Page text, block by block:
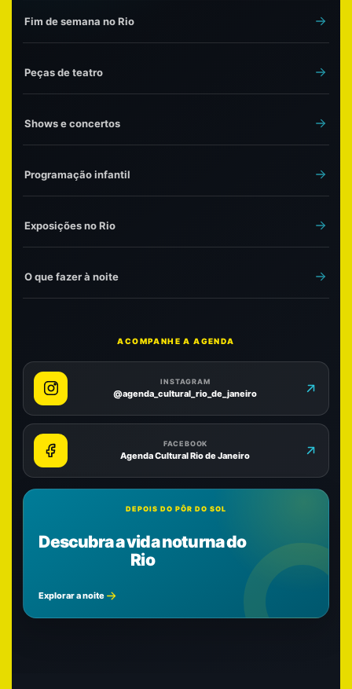
Fim de semana no Rio
Peças de teatro
Shows e concertos
Programação infantil
Exposições no Rio
O que fazer à noite
ACOMPANHE A AGENDA
INSTAGRAM
@agenda_cultural_rio_de_janeiro
FACEBOOK
Agenda Cultural Rio de Janeiro
DEPOIS DO PÔR DO SOL
Descubra a vida noturna do
Rio
Explorar a noite